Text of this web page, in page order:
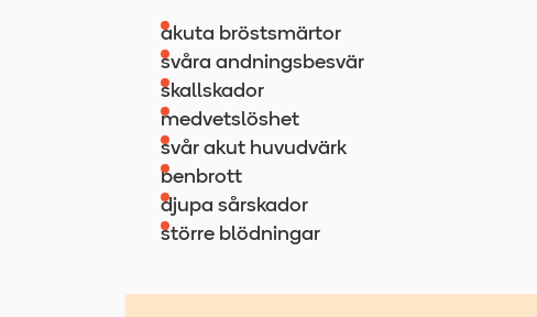
akuta bröstsmärtor
svåra andningsbesvär
skallskador
medvetslöshet
svår akut huvudvärk
benbrott
djupa sårskador
större blödningar